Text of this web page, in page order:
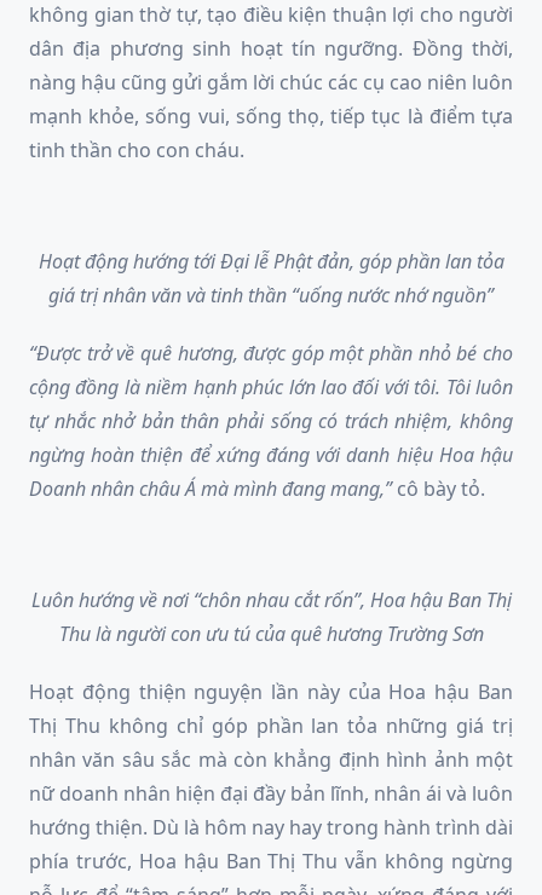
không gian thờ tự, tạo điều kiện thuận lợi cho người
dân địa phương sinh hoạt tín ngưỡng. Đồng thời,
nàng hậu cũng gửi gắm lời chúc các cụ cao niên luôn
mạnh khỏe, sống vui, sống thọ, tiếp tục là điểm tựa
tinh thần cho con cháu.
Hoạt động hướng tới Đại lễ Phật đản, góp phần lan tỏa
giá trị nhân văn và tinh thần “uống nước nhớ nguồn”
“Được trở về quê hương, được góp một phần nhỏ bé cho
cộng đồng là niềm hạnh phúc lớn lao đối với tôi. Tôi luôn
tự nhắc nhở bản thân phải sống có trách nhiệm, không
ngừng hoàn thiện để xứng đáng với danh hiệu Hoa hậu
Doanh nhân châu Á mà mình đang mang,”cô bày tỏ.
Luôn hướng về nơi “chôn nhau cắt rốn”, Hoa hậu Ban Thị
Thu là người con ưu tú của quê hương Trường Sơn
Hoạt động thiện nguyện lần này của Hoa hậu Ban
Thị Thu không chỉ góp phần lan tỏa những giá trị
nhân văn sâu sắc mà còn khẳng định hình ảnh một
nữ doanh nhân hiện đại đầy bản lĩnh, nhân ái và luôn
hướng thiện. Dù là hôm nay hay trong hành trình dài
phía trước, Hoa hậu Ban Thị Thu vẫn không ngừng